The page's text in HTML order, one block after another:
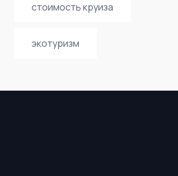
стоимость круиза
экотуризм